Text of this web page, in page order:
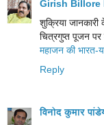
Girish Billore
शुक्रिया जानकारी
चित्रगुप्त पूजन पर
महाजन की भारत-
Reply
विनोद कुमार